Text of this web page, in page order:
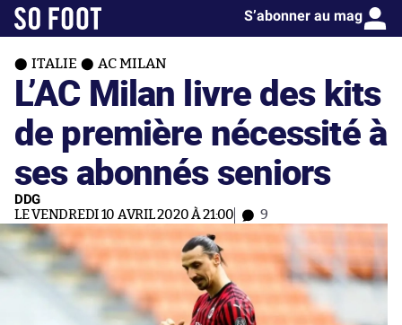
S’abonner au mag
ITALIE AC MILAN
L’AC Milan livre des kits
de première nécessité à
ses abonnés seniors
DDG
LE VENDREDI 10 AVRIL 2020 À 21:00 9